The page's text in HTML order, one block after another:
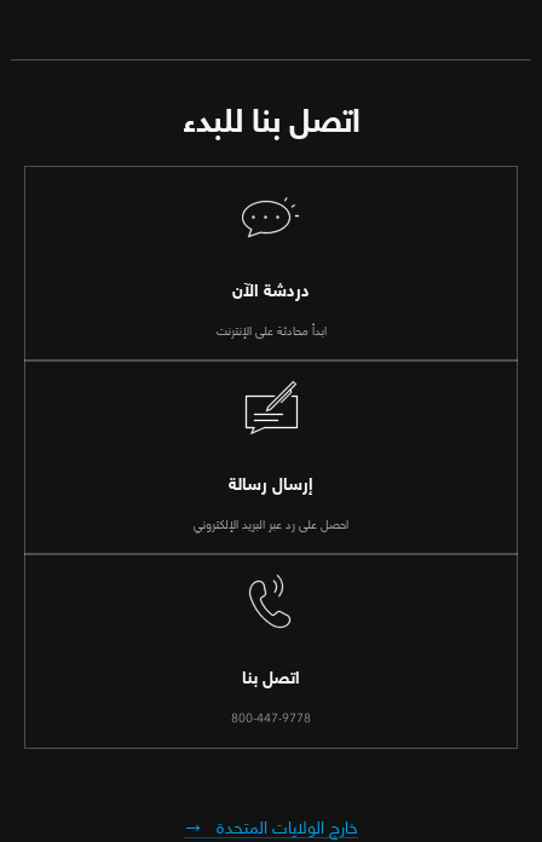
اتصل بنا للبدء
دردشة الآن
ابدأ محادثة على الإنترنت
إرسال رسالة
احصل على رد عبر البريد الإلكتروني
اتصل بنا
800-447-9778
خارج الولايات المتحدة